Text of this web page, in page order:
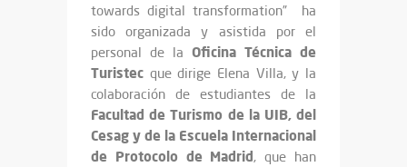
towards digital transformation” ha
sido organizada y asistida por el
personal de la Oficina Técnica de
Turistec que dirige Elena Villa, y la
colaboración de estudiantes de la
Facultad de Turismo de la UIB, del
Cesag y de la Escuela Internacional
de Protocolo de Madrid, que han